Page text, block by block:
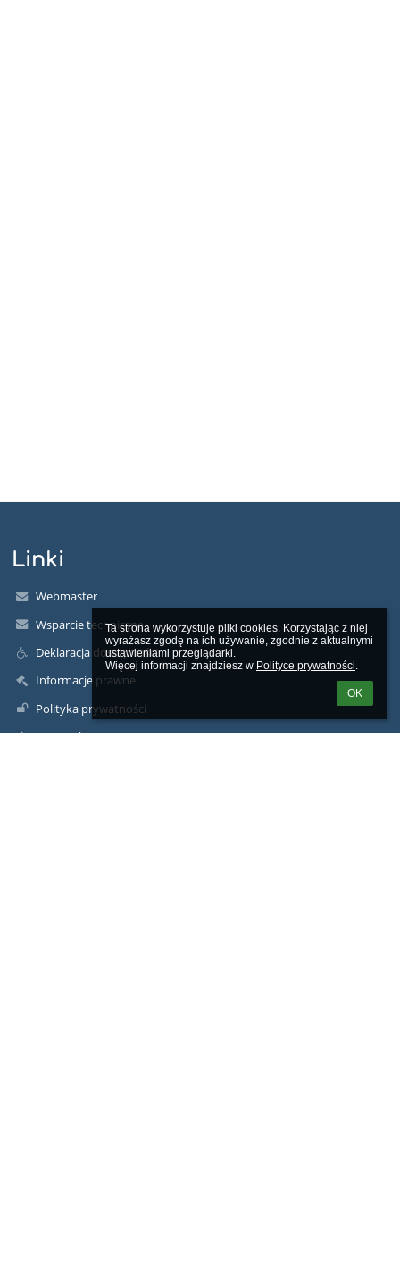
Ta strona wykorzystuje pliki cookies. Korzystając z niej
wyrażasz zgodę na ich używanie, zgodnie z aktualnymi
ustawieniami przeglądarki.
Więcej informacji znajdziesz w Polityce prywatności.
OK
Linki
Webmaster
Wsparcie techniczne
Deklaracja dostępności
Informacje prawne
Polityka prywatności
Metryczka